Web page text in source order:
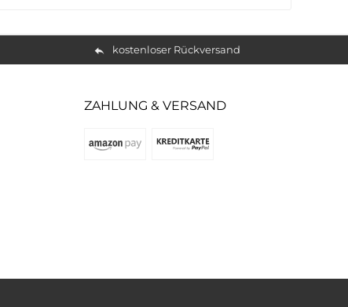
kostenloser Rückversand
ZAHLUNG & VERSAND